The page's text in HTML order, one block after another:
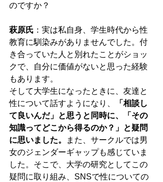
のですか？
萩原氏 ：実は私自身、学生時代から性
教育に馴染みがありませんでした。付
き合っていた人と別れたことがショッ
クで、自分に価値がないと思った経験
もあります。
そして大学生になったときに、友達と
性について話すようになり、
「相談し
て良いんだ」と思うと同時に、「その
知識ってどこから得るのか？」と疑問
に思いました。
また、サークルでは男
女のジェンダーギャップも感じていま
した。そこで、大学の研究としてこの
疑問に取り組み、SNSで性についての